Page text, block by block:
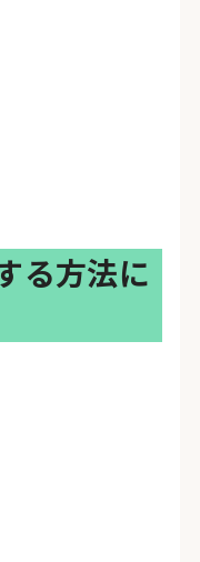
る方法に